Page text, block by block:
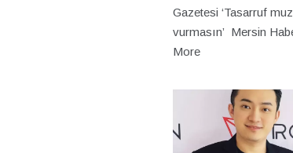
Gazetesi ‘Tasarruf
vurmasın’ Mersin
More